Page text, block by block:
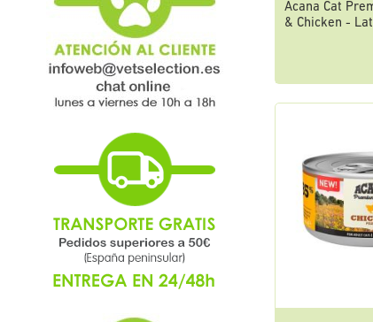
Acana Cat
& Chicken -